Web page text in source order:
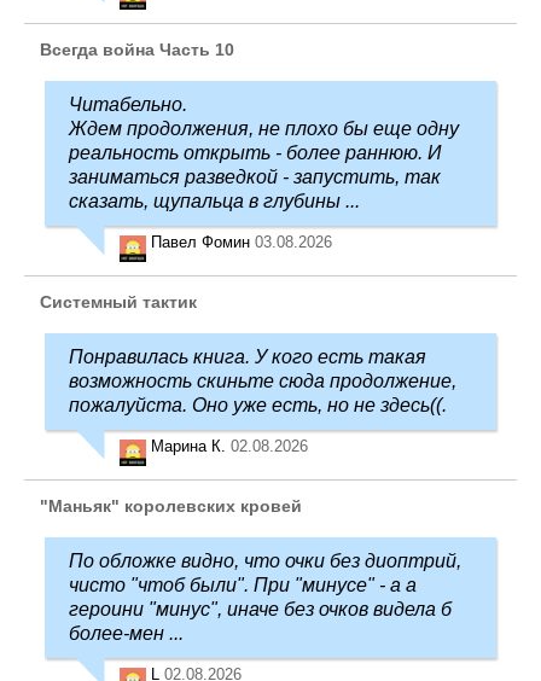
Всегда война Часть 10
Читабельно.
Ждем продолжения, не плохо бы еще одну
реальность открыть - более раннюю. И
заниматься разведкой - запустить, так
сказать, щупальца в глубины ...
Павел Фомин 03.08.2026
Системный тактик
Понравилась книга. У кого есть такая
возможность скиньте сюда продолжение,
пожалуйста. Оно уже есть, но не здесь((.
Марина К. 02.08.2026
"Маньяк" королевских кровей
По обложке видно, что очки без диоптрий,
чисто "чтоб были". При "минусе" - а а
героини "минус", иначе без очков видела б
более-мен ...
02.08.2026